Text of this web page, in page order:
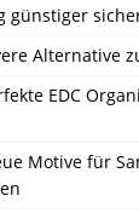
günstiger
Alternative
EDC
Motive für